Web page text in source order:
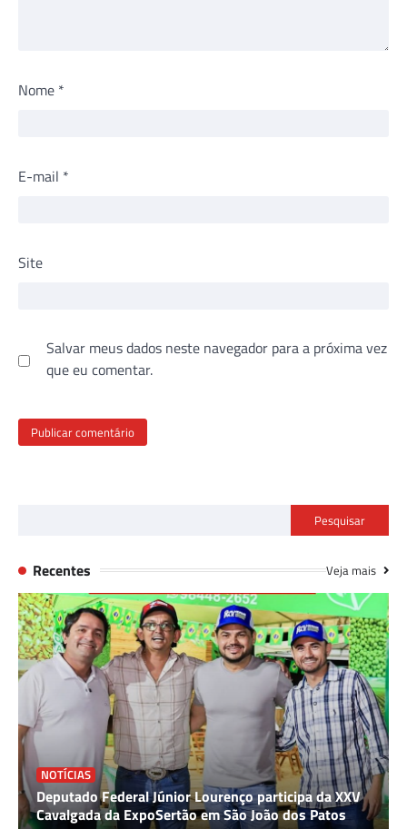
Nome *
E-mail *
Site
Salvar meus dados neste navegador para a próxima vez
que eu comentar.
Pesquisar
Recentes Veja mais
NOTÍCIAS
Deputado Federal Júnior Lourenço participa da XXV
Cavalgada da ExpoSertão em São João dos Patos